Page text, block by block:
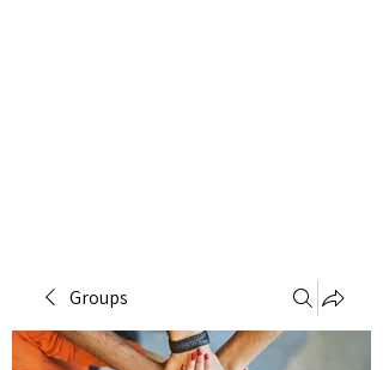
Groups